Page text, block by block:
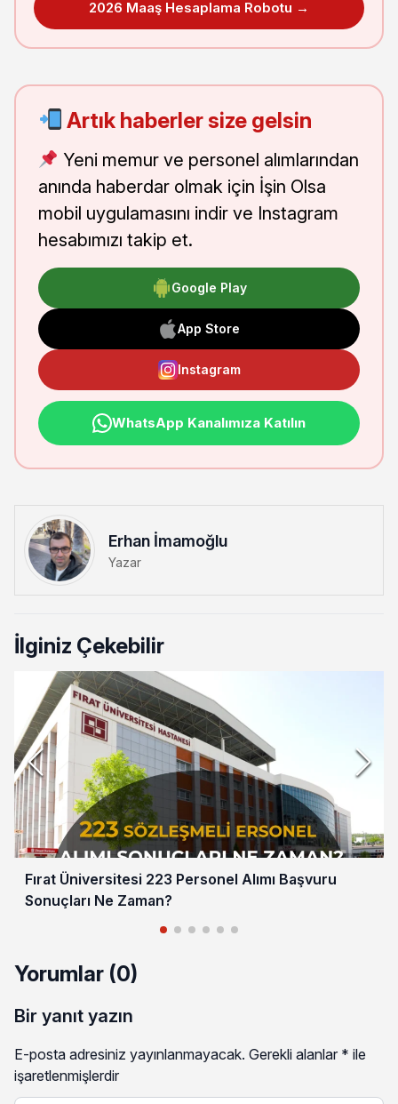
2026 Maaş Hesaplama Robotu →
Artık haberler size gelsin
Yeni memur ve personel alımlarından
anında haberdar olmak için İşin Olsa
mobil uygulamasını indir ve Instagram
hesabımızı takip et.
Google Play
App Store
Instagram
WhatsApp Kanalımıza Katılın
Erhan İmamoğlu
Yazar
İlginiz Çekebilir
Fırat Üniversitesi 223 Personel Alımı Başvuru
Sonuçları Ne Zaman?
Yorumlar (0)
Bir yanıt yazın
E-posta adresiniz yayınlanmayacak. Gerekli alanlar * ile
işaretlenmişlerdir